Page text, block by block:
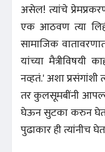
असेल! त्यांचे
एक आठवण त्या
सामाजिक
यांच्या
नव्हतं.' अशा प्रसंगांशी
तर कुलसूमबींनी
घेऊन सुटका करुन
पुढाकार ही त्यांनीच